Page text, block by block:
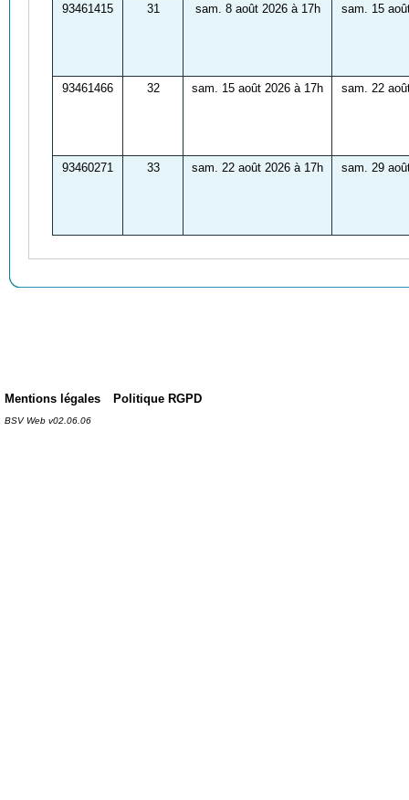
93461415 31 sam. 8 août 2026 à 17h sam. 15
93461466 32 sam. 15 août 2026 à 17h sam. 22
93460271 33 sam. 22 août 2026 à 17h sam. 29
Mentions légales Politique RGPD
BSV Web v02.06.06